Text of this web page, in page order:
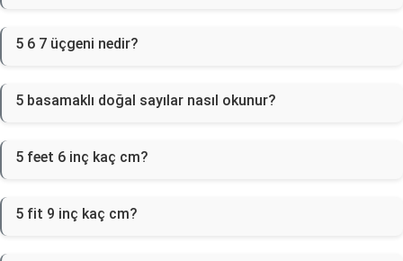
5 6 7 üçgeni nedir?
5 basamaklı doğal sayılar nasıl okunur?
5 feet 6 inç kaç cm?
5 fit 9 inç kaç cm?